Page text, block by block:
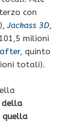
con
Jackass 3D,
milioni
, quinto
totali).
della
quella